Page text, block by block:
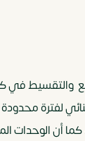
والتقسيط في
لفترة
9,5 سنة، كما أن